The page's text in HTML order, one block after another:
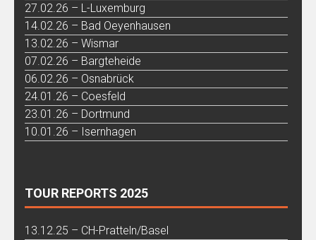
27.02.26 – L-Luxemburg
14.02.26 – Bad Oeyenhausen
13.02.26 – Wismar
07.02.26 – Bargteheide
06.02.26 – Osnabrück
24.01.26 – Coesfeld
23.01.26 – Dortmund
10.01.26 – Isernhagen
TOUR REPORTS 2025
13.12.25 – CH-Pratteln/Basel